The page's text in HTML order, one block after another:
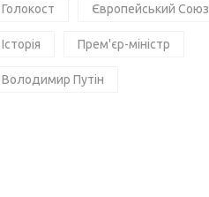
Голокост Європейський Союз
Історія Прем'єр-міністр
Володимир Путін